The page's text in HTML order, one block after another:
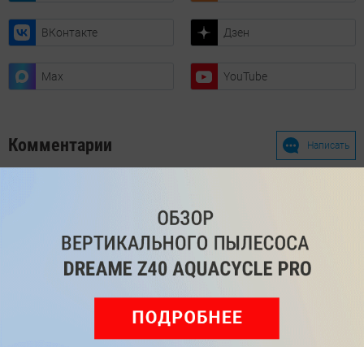
ВКонтакте Дзен
Max YouTube
Комментарии Написать
Мы знаем, вам есть что сказать!
Войдитеили Зарегистрируйтесь, чтобы
оставить комментарий